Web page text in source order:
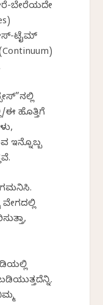
ಬೇರೆಯದೇ
ಟೈಮ್
ಈ ಹೊತ್ತಿಗೆ
ಇನ್ನೊಬ್ಬ
ಗಮನಿಸಿ.